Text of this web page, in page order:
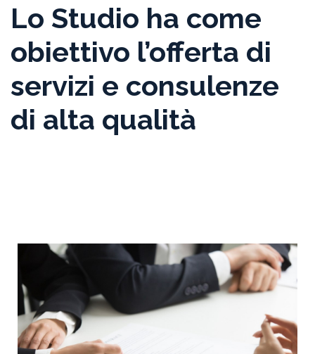
Lo Studio ha come
obiettivo l’offerta di
servizi e consulenze
di alta qualità